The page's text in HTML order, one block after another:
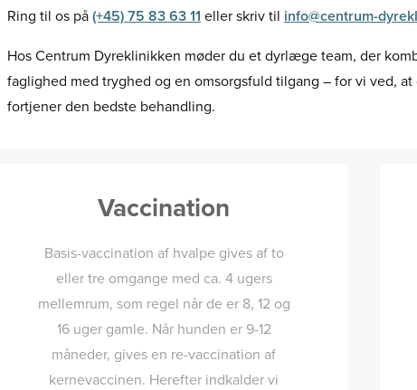
Ring til os på (+45) 75 83 63 11 eller skriv til info@centrum-
Hos Centrum Dyreklinikken møder du et dyrlæge team, der
faglighed med tryghed og en omsorgsfuld tilgang – for vi ved,
fortjener den bedste behandling.
Vaccination
Basis-vaccination af hvalpe gives af to
eller tre omgange med ca. 4 ugers
mellemrum, som regel når de er 8, 12 og
16 uger gamle. Når hunden er 9-12
måneder, gives en re-vaccination af
kernevaccinen. Herefter indkalder vi